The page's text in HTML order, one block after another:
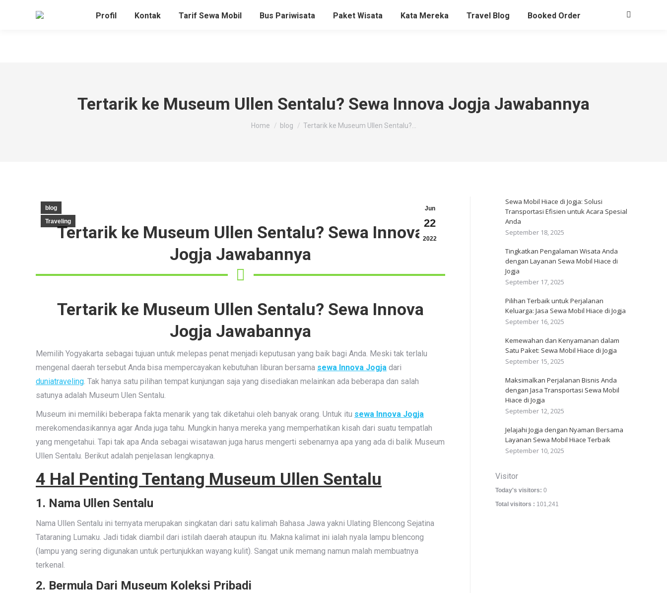
page
Profil Kontak Tarif Sewa Mobil Bus Pariwisata Paket Wisata Kata Mereka Travel Blog Booked Order Search:
Tertarik ke Museum Ullen Sentalu? Sewa Innova Jogja Jawabannya
You are here:
Home blog Tertarik ke Museum Ullen Sentalu?…
Jun
22
2022
blog
Traveling
Tertarik ke Museum Ullen Sentalu? Sewa Innova
Jogja Jawabannya
Tertarik ke Museum Ullen Sentalu? Sewa Innova
Jogja Jawabannya
Memilih Yogyakarta sebagai tujuan untuk melepas penat menjadi keputusan yang baik bagi Anda. Meski tak terlalu
mengenal daerah tersebut Anda bisa mempercayakan kebutuhan liburan bersama sewa Innova Jogja dari
duniatraveling. Tak hanya satu pilihan tempat kunjungan saja yang disediakan melainkan ada beberapa dan salah
satunya adalah Museum Ulen Sentalu.
Museum ini memiliki beberapa fakta menarik yang tak diketahui oleh banyak orang. Untuk itu sewa Innova Jogja
merekomendasikannya agar Anda juga tahu. Mungkin hanya mereka yang memperhatikan kisah dari suatu tempatlah
yang mengetahui. Tapi tak apa Anda sebagai wisatawan juga harus mengerti sebenarnya apa yang ada di balik Museum
Ullen Sentalu. Berikut adalah penjelasan lengkapnya.
4 Hal Penting Tentang Museum Ullen Sentalu
1. Nama Ullen Sentalu
Nama Ullen Sentalu ini ternyata merupakan singkatan dari satu kalimah Bahasa Jawa yakni Ulating Blencong Sejatina
Tataraning Lumaku. Jadi tidak diambil dari istilah daerah ataupun itu. Makna kalimat ini ialah nyala lampu blencong
(lampu yang sering digunakan untuk pertunjukkan wayang kulit). Sangat unik memang namun malah membuatnya
terkenal.
2. Bermula Dari Museum Koleksi Pribadi
Sewa Mobil Hiace di Jogja: Solusi
Transportasi Efisien untuk Acara Spesial
Anda
September 18, 2025
Tingkatkan Pengalaman Wisata Anda
dengan Layanan Sewa Mobil Hiace di
Jogja
September 17, 2025
Pilihan Terbaik untuk Perjalanan
Keluarga: Jasa Sewa Mobil Hiace di Jogja
September 16, 2025
Kemewahan dan Kenyamanan dalam
Satu Paket: Sewa Mobil Hiace di Jogja
September 15, 2025
Maksimalkan Perjalanan Bisnis Anda
dengan Jasa Transportasi Sewa Mobil
Hiace di Jogja
September 12, 2025
Jelajahi Jogja dengan Nyaman Bersama
Layanan Sewa Mobil Hiace Terbaik
September 10, 2025
Visitor
Today's visitors: 0
Total visitors : 101,241